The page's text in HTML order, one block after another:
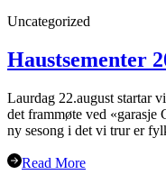
19.sept
Uncategorized
Haustsementer
Laurdag 22.august startar
det frammøte ved
ny sesong i det vi trur er
Read More